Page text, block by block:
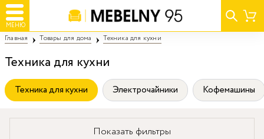
МЕНЮ
Главная Товары для дома Техника для кухни
Техника для кухни
Техника для кухни Электрочайники Кофемашины
Показать фильтры